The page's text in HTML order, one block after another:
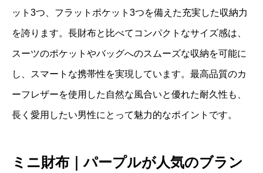
ット3つ、フラットポケット3つを備えた充実した収納力
を誇ります。長財布と比べてコンパクトなサイズ感は、
スーツのポケットやバッグへのスムーズな収納を可能に
し、スマートな携帯性を実現しています。最高品質のカ
ーフレザーを使用した自然な風合いと優れた耐久性も、
長く愛用したい男性にとって魅力的なポイントです。
ミニ財布｜パープルが人気のブラン